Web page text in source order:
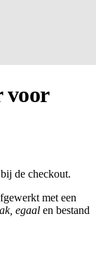
voor
de checkout.
met een
egaal en bestand